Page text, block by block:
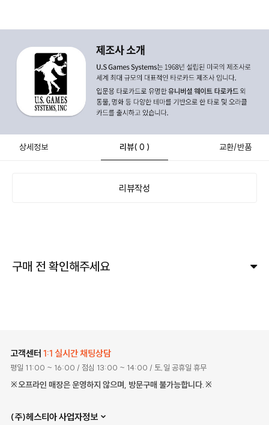
상세정보 리뷰( 0 ) 교환/반품
리뷰작성
구매 전 확인해주세요
고객센터 1:1 실시간 채팅상담
평일 11:00 ~ 16:00 / 점심 13:00 ~ 14:00 / 토,일 공휴일 휴무
※오프라인 매장은 운영하지 않으며, 방문구매 불가능합니다.※
(주)헤스티아 사업자정보